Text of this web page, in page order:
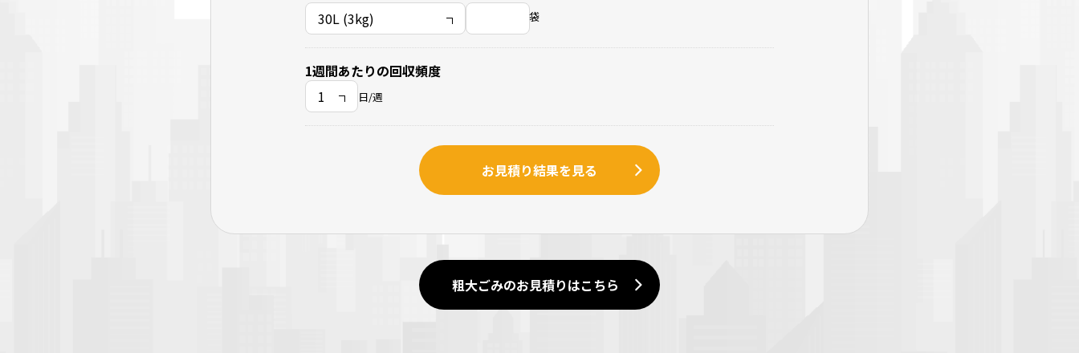
袋
1週間あたりの回収頻度
日/週
お見積り結果を見る
粗大ごみのお見積りはこちら